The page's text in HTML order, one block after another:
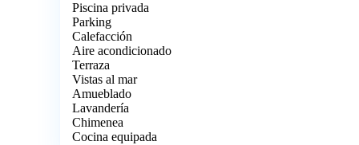
Piscina privada
Parking
Calefacción
Aire acondicionado
Terraza
Vistas al mar
Amueblado
Lavandería
Chimenea
Cocina equipada